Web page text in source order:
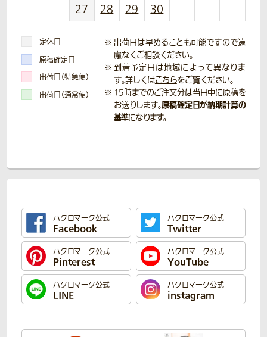
27
28 29 30
定休日
原稿確定日
出荷日（特急便）
出荷日（通常便）
出荷日は早めることも可能ですので遠
慮なくご相談ください。
到着予定日は地域によって異なりま
す。詳しくはこちらをご覧ください。
15時までのご注文分は当日中に原稿を
お送りします。原稿確定日が納期計算の
基準になります。
ハクロマーク公式
Facebook
ハクロマーク公式
Twitter
ハクロマーク公式
Pinterest
ハクロマーク公式
YouTube
ハクロマーク公式
LINE
ハクロマーク公式
instagram